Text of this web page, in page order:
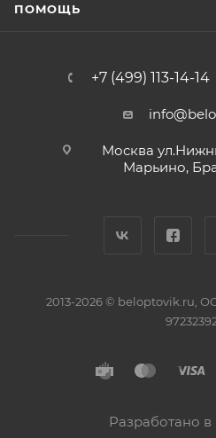
ПОМОЩЬ
+7 (499) 113-14-14
Москва
Марьино,
2013-2026 © beloptovik.ru,
Разработано